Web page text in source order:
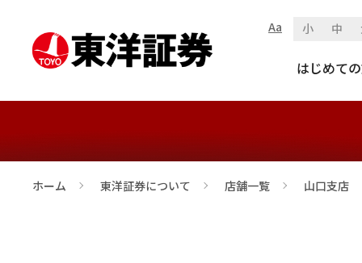
Aa 小 中
はじめて
山口支店
ホーム >
東洋証券について >
店舗一覧 >
山口支店